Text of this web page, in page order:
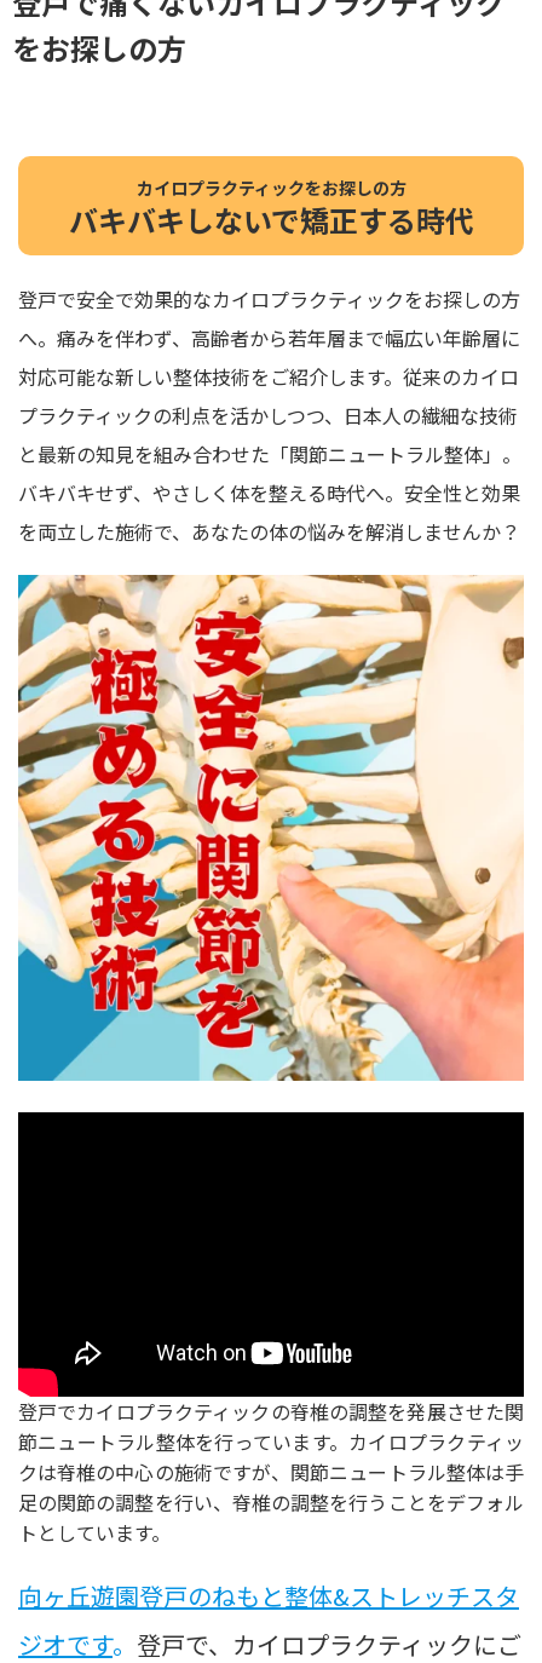
をお探しの方
カイロプラクティックをお探しの方
バキバキしないで矯正する時代
登戸で安全で効果的なカイロプラクティックをお探しの方
へ。痛みを伴わず、高齢者から若年層まで幅広い年齢層に
対応可能な新しい整体技術をご紹介します。従来のカイロ
プラクティックの利点を活かしつつ、日本人の繊細な技術
と最新の知見を組み合わせた「関節ニュートラル整体」。
バキバキせず、やさしく体を整える時代へ。安全性と効果
を両立した施術で、あなたの体の悩みを解消しませんか？
登戸でカイロプラクティックの脊椎の調整を発展させた関
節ニュートラル整体を行っています。カイロプラクティッ
クは脊椎の中心の施術ですが、関節ニュートラル整体は手
足の関節の調整を行い、脊椎の調整を行うことをデフォル
トとしています。
向ヶ丘遊園登戸のねもと整体&ストレッチスタ
ジオです。 登戸で、カイロプラクティックにご